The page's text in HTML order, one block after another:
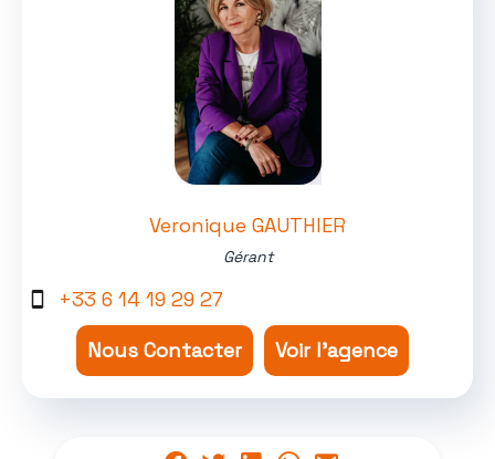
Veronique GAUTHIER
Gérant
+33 6 14 19 29 27
Nous Contacter
Voir l'agence